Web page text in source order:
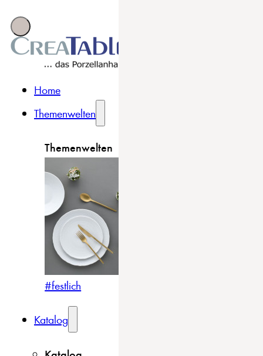
Home
Themenwelten
Themenwelten
#festlich
Katalog